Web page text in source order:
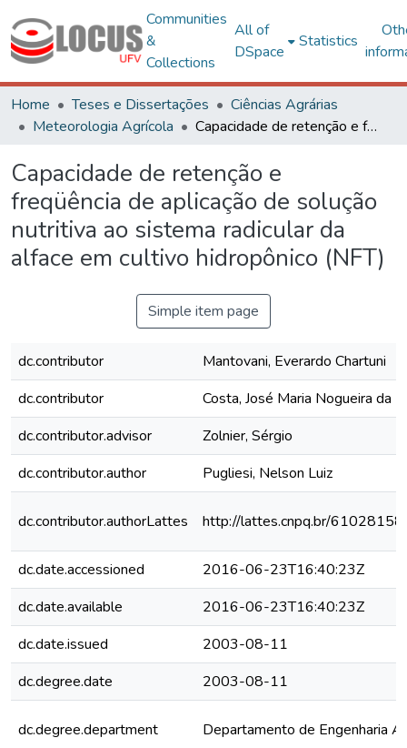
Communities
&
Collections
All of
DSpace
Statistics
Home Teses e Dissertações
Ciências Agrárias
Meteorologia Agrícola
Capacidade de retenção e freqüência de aplicação de solução nutritiva ao sistema radicular da alface em cultivo hidropônico (NFT)
Capacidade de retenção e
freqüência de aplicação de solução
nutritiva ao sistema radicular da
alface em cultivo hidropônico (NFT)
Simple item page
dc.contributor
Mantovani, Everardo Chartuni
dc.contributor
Costa, José Maria Nogueira da
dc.contributor.advisor
Zolnier, Sérgio
dc.contributor.author
Pugliesi, Nelson Luiz
dc.contributor.authorLattes http://lattes.cnpq.br/
dc.date.accessioned
2016-06-23T16:40:23Z
dc.date.available
2016-06-23T16:40:23Z
dc.date.issued
2003-08-11
dc.degree.date
2003-08-11
dc.degree.department Departamento de Engenharia